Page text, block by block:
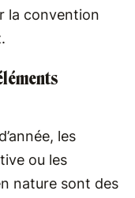
la convention
les
ou les
nature sont des